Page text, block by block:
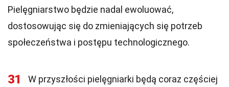
Pielęgniarstwo będzie nadal ewoluować,
dostosowując się do zmieniających się potrzeb
społeczeństwa i postępu technologicznego.
31
W przyszłości pielęgniarki będą coraz częściej